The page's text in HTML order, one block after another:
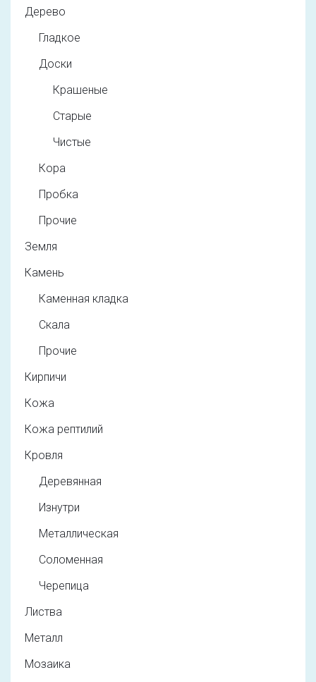
Дерево
Гладкое
Доски
Крашеные
Старые
Чистые
Кора
Пробка
Прочие
Земля
Камень
Каменная кладка
Скала
Прочие
Кирпичи
Кожа
Кожа рептилий
Кровля
Деревянная
Изнутри
Металлическая
Соломенная
Черепица
Листва
Металл
Мозаика